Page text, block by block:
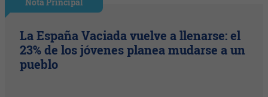
Nota Principal
La España Vaciada vuelve a llenarse: el
23% de los jóvenes planea mudarse a un
pueblo